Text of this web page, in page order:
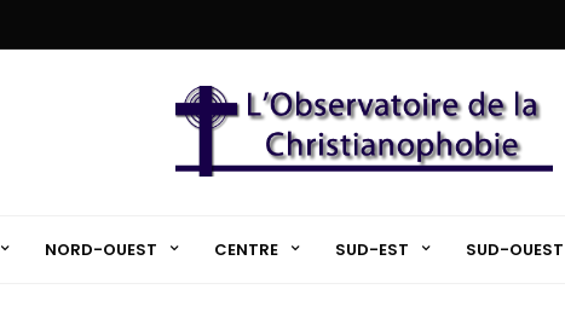
NORD-OUEST CENTRE SUD-EST SUD-OUEST